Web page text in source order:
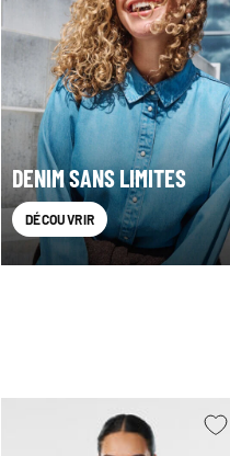
DENIM SANS LIMITES
DÉCOUVRIR